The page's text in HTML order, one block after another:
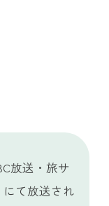
放送・旅サ
て放送され